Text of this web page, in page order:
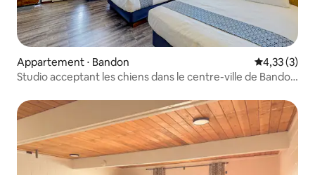
Appartement ⋅ Bandon Évaluation
4,33 (3)
Studio acceptant les chiens dans le centre-ville de Bandon